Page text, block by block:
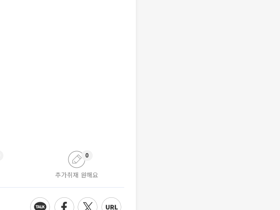
추가취재 원해요
0